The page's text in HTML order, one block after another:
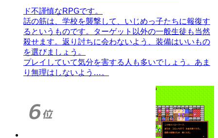
ド不謹慎なRPGです。
話の筋は、学校を襲撃して、いじめっ子たちに報復す
るというものです。ターゲット以外の一般生徒も当然
殺せます。返り討ちに会わないよう、装備はいいもの
を選びましょう。
プレイしていて気分を害する人も多いでしょう。あま
り無理はしないよう…。